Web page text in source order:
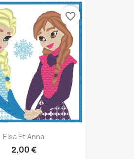
Elsa Et Anna
2,00 €
favorite_border